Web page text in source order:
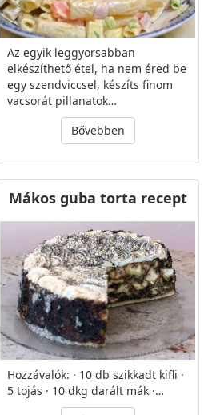
Az egyik leggyorsabban
elkészíthető étel, ha nem éred be
egy szendviccsel, készíts finom
vacsorát pillanatok…
Bővebben
Mákos guba torta recept
Hozzávalók: · 10 db szikkadt kifli ·
5 tojás · 10 dkg darált mák ·…